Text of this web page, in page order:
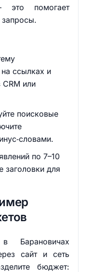
помогает
запросы.
ссылках и
CRM или
поисковые
по 7–10
заголовки для
в Барановичах
сайт и сеть
бюджет: